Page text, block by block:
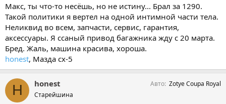
Макс, ты что-то несёшь, но не истину... Брал за 1290.
Такой политики я вертел на одной интимной части тела.
Неликвид во всем, запчасти, сервис, гарантия,
аксессуары. Я ссаный привод багажника жду с 20 марта.
Бред. Жаль, машина красива, хороша.
honest, Мазда cx-5
H honest
Старейшина
Авто Zotye Coupa Royal